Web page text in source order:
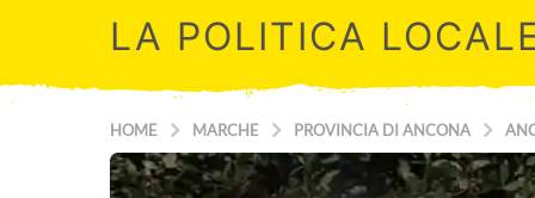
LA POLITICA
HOME MARCHE PROVINCIA DI ANCONA